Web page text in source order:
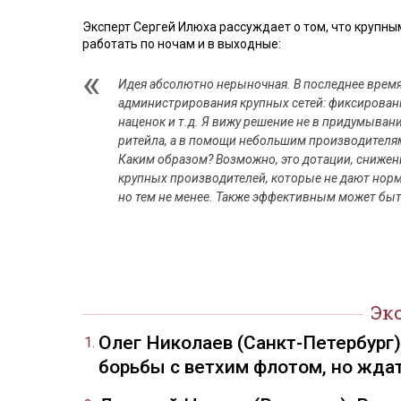
Эксперт Сергей Илюха рассуждает о том, что
работать по ночам и в выходные:
Идея абсолютно нерыночная. В последнее
администрирования крупных сетей:
наценок и т.д. Я вижу решение не в
ритейла, а в помощи небольшим
Каким образом? Возможно, это дотации,
крупных производителей, которые не дают
но тем не менее. Также эффективным может
Олег Николаев (Санкт-
борьбы с ветхим флотом, но